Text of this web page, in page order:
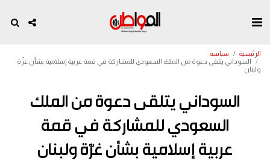
الرئيسية
سياسة
السوداني يتلقى دعوة من الملك السعودي للمشاركة في قمة عربية إسلامية بشأن غزّة
ولبنان
السوداني يتلقى دعوة من الملك
السعودي للمشاركة في قمة
عربية إسلامية بشأن غزّة ولبنان